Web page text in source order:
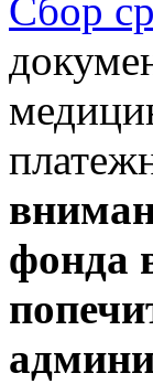
Сбор
фонда